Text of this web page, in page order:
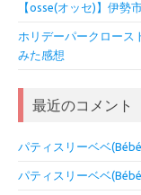
【osse(オッセ)】伊勢
ホリデーパークロース
みた感想
最近のコメント
パティスリーベベ
パティスリーベベ